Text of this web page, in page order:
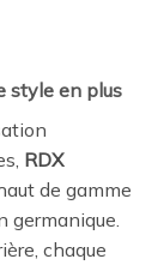
style en plus
RDX
de gamme
germanique.
chaque